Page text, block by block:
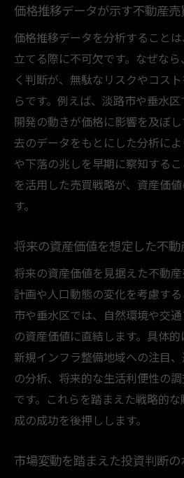
価格推移データが示す不動産
価格推移データを分析すること
立てる際に不可欠です。なぜな
く判断が、無駄なリスクやコス
らです。例えば、淡路市や垂水
開発の動きが価格に影響を及ぼ
去のデータをもとにした分析に
や下落の兆しを早期に察知する
を活用した売買戦略が、資産価
す。
将来の資産価値を想定した不
将来の資産価値を見据えた不動
計画や人口動態の変化を考慮す
市や垂水区では、自然環境や交
の資産価値に直結します。具体
新規インフラ整備地域への注目
の分析、将来的な生活利便性の
です。これらを踏まえた戦略的
成の成功を後押しします。
市場変動を踏まえた投資判断の